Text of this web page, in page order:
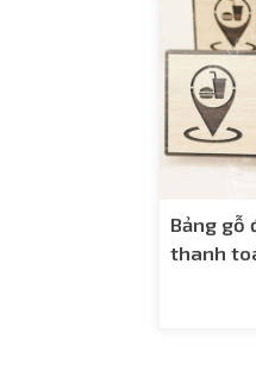
Bảng gỗ
thanh